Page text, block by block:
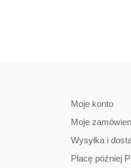
Moje konto
Moje
Wysyłka i
Płacę później